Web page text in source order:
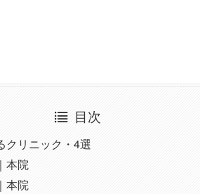
目次
クリニック・4選
本院
本院